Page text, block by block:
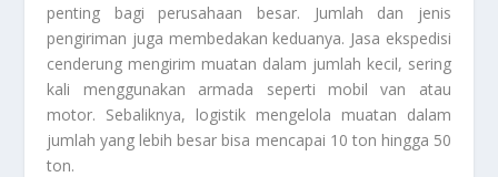
penting bagi perusahaan besar. Jumlah dan jenis
pengiriman juga membedakan keduanya. Jasa ekspedisi
cenderung mengirim muatan dalam jumlah kecil, sering
kali menggunakan armada seperti mobil van atau
motor. Sebaliknya, logistik mengelola muatan dalam
jumlah yang lebih besar bisa mencapai 10 ton hingga 50
ton.